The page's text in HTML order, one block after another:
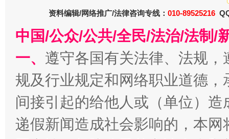
全民健身五年计划来了！等你上场
资料编辑/网络推广/法律咨询专线： 010-89525216
中国/公众/公共/全民/法治/法制/
一、 遵守各国有关法律、法规
规及行业规定和网络职业道德
间接引起的给他人或（单位）
递假新闻造成社会影响的，本